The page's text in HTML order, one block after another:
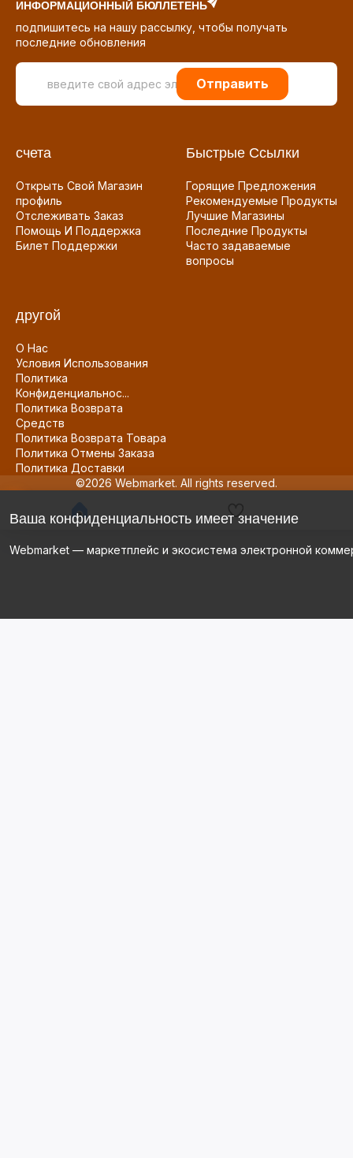
ИНФОРМАЦИОННЫЙ БЮЛЛЕТЕНЬ
подпишитесь на нашу рассылку, чтобы получать
последние обновления
Отправить
счета
Открыть Свой Магазин
профиль
Отслеживать Заказ
Помощь И Поддержка
Билет Поддержки
Быстрые Ссылки
Горящие Предложения
Рекомендуемые Продукты
Лучшие Магазины
Последние Продукты
Часто задаваемые
вопросы
другой
О Нас
Условия Использования
Политика
Конфиденциальнос...
Политика Возврата
Средств
Политика Возврата Товара
Политика Отмены Заказа
Политика Доставки
©2026 Webmarket. All rights reserved.
Ваша конфиденциальность имеет значение
Webmarket — маркетплейс и экосистема электронной